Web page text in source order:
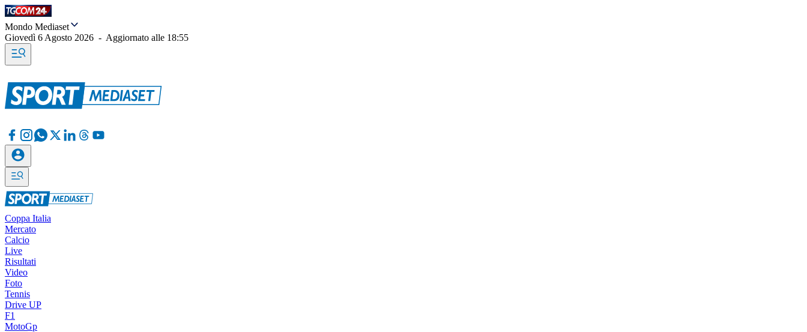
Mondo Mediaset
Giovedì 6 Agosto 2026 - Aggiornato alle 18:55
Coppa Italia
Mercato
Calcio
Live
Risultati
Video
Foto
Tennis
Drive UP
F1
MotoGp